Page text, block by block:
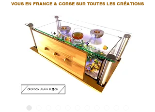
VOUS EN FRANCE & CORSE SUR TOUTES LES CRÉATIONS